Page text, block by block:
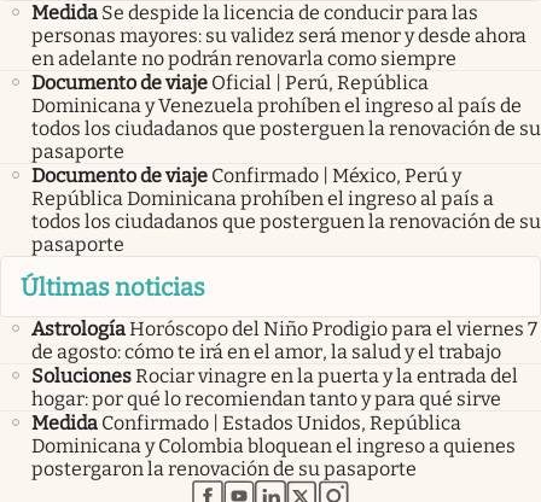
Medida Se despide la licencia de conducir para las
personas mayores: su validez será menor y desde ahora
en adelante no podrán renovarla como siempre
Documento de viaje Oficial | Perú, República
Dominicana y Venezuela prohíben el ingreso al país de
todos los ciudadanos que posterguen la renovación de su
pasaporte
Documento de viaje Confirmado | México, Perú y
República Dominicana prohíben el ingreso al país a
todos los ciudadanos que posterguen la renovación de su
pasaporte
Últimas noticias
AstrologíaHoróscopo del Niño Prodigio para el viernes 7
de agosto: cómo te irá en el amor, la salud y el trabajo
SolucionesRociar vinagre en la puerta y la entrada del
hogar: por qué lo recomiendan tanto y para qué sirve
Medida Confirmado | Estados Unidos, República
Dominicana y Colombia bloquean el ingreso a quienes
postergaron la renovación de su pasaporte
abre en nueva pestaña
abre en nueva pestaña
abre en nueva pestaña
abre en nueva pestaña
abre en nueva pestaña